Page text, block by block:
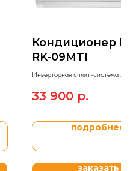
Кондиционер
RK-09MTI
Инверторная сплит-система
33 900 р.
подробнее
заказать